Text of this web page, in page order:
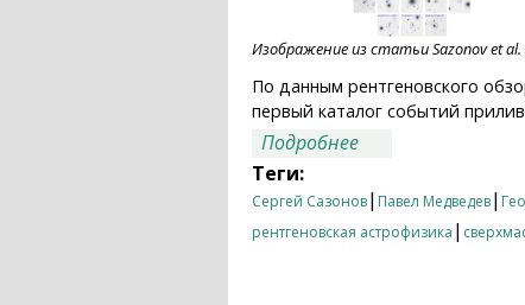
Изображение из статьи Sazonov et al.
По данным рентгеновского
первый каталог событий
Подробнее
Теги:
Сергей Сазонов| Павел Медведев|
рентгеновская астрофизика |